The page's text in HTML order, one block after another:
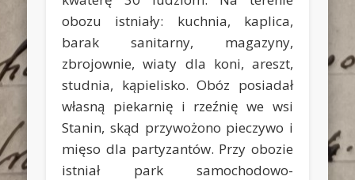
obozu istniały: kuchnia, kaplica,
barak sanitarny, magazyny,
zbrojownie, wiaty dla koni, areszt,
studnia, kąpielisko. Obóz posiadał
własną piekarnię i rzeźnię we wsi
Stanin, skąd przywożono pieczywo i
mięso dla partyzantów. Przy obozie
istniał park samochodowo-